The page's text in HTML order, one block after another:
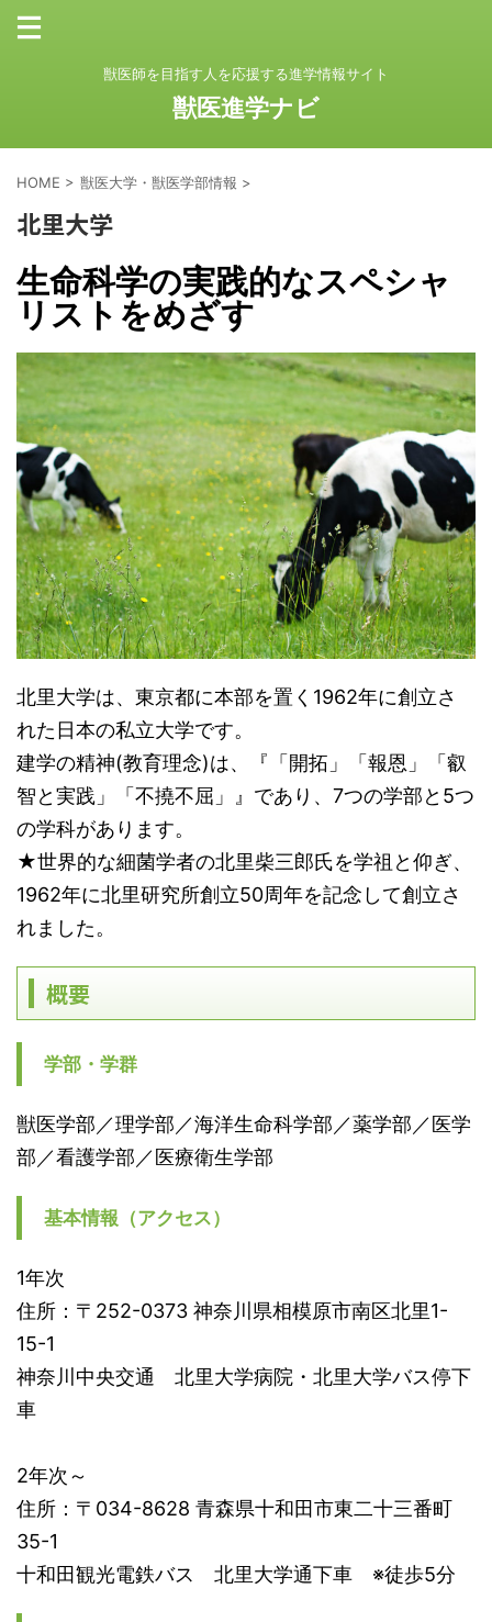
獣医師を目指す人を応援する進学情報サイト
獣医進学ナビ
HOME > 獣医大学・獣医学部情報 >
北里大学
生命科学の実践的なスペシャ
リストをめざす
北里大学は、東京都に本部を置く1962年に創立さ
れた日本の私立大学です。
建学の精神(教育理念)は、『「開拓」「報恩」「叡
智と実践」「不撓不屈」』であり、7つの学部と5つ
の学科があります。
★世界的な細菌学者の北里柴三郎氏を学祖と仰ぎ、
1962年に北里研究所創立50周年を記念して創立さ
れました。
概要
学部・学群
獣医学部／理学部／海洋生命科学部／薬学部／医学
部／看護学部／医療衛生学部
基本情報（アクセス）
1年次
住所：〒252-0373 神奈川県相模原市南区北里1-
15-1
神奈川中央交通 北里大学病院・北里大学バス停下
車
2年次～
住所：〒034-8628 青森県十和田市東二十三番町
35-1
十和田観光電鉄バス 北里大学通下車 ※徒歩5分